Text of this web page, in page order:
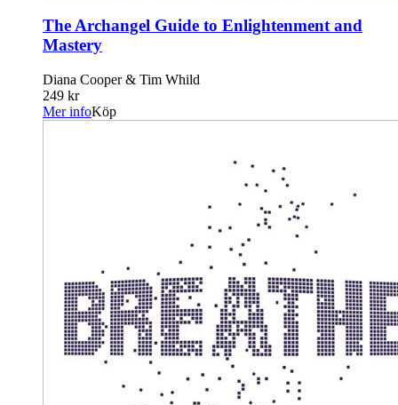
The Archangel Guide to Enlightenment and
Mastery
Diana Cooper & Tim Whild
249 kr
Mer infoKöp